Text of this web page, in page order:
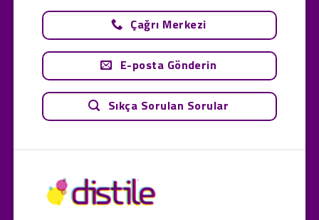
Çağrı Merkezi
E-posta Gönderin
Sıkça Sorulan Sorular